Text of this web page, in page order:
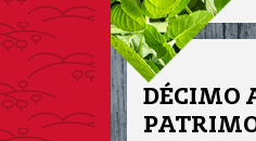
DÉCIMO